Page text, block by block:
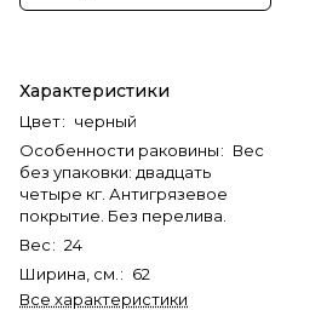
Характеристики
Цвет: черный
Особенности раковины: Вес
без упаковки: двадцать
четыре кг. Антигрязевое
покрытие. Без перелива.
Вес: 24
Ширина, см. : 62
Все характеристики